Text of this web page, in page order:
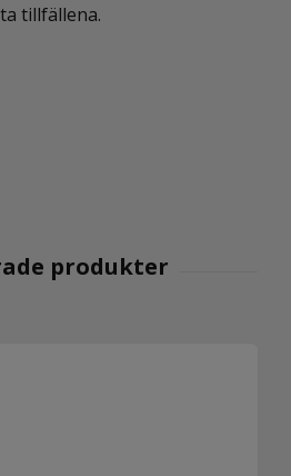
tillfällena.